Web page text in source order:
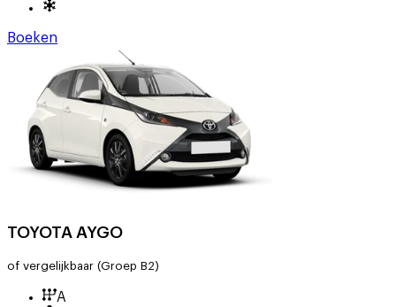
Boeken
TOYOTA AYGO
of vergelijkbaar (Groep B2)
A